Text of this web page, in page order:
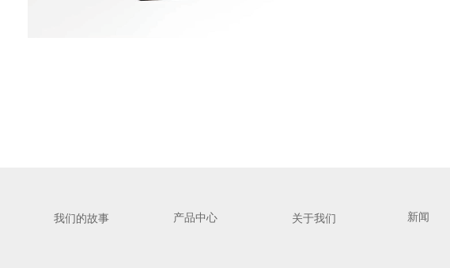
关于我们
我们的故事 产品中心 新闻